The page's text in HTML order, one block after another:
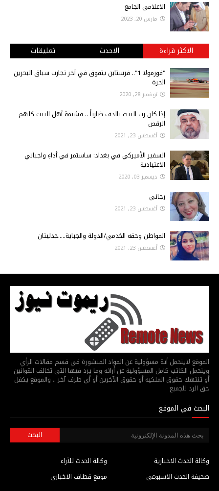
الاعلامي الجامع
مارس 20, 2023
الاكثر قراءة الاحدث تعليقات
"فورمولا 1".. فرستابن يتفوق في آخر تجارب سباق البحرين
الحرة
نوفمبر 28, 2020
إذا كان رب البيت بالدف ضارباً .. فشيمة أهل البيت كلهم
الرقص
أغسطس 23, 2021
السفير الأميركي في بغداد: ساستمر في أداءِ واجباتي
الاعتيادية
ديسمبر 03, 2020
رجائي
أغسطس 23, 2021
المواطن وحقه الخدمي/الدولة والجباية.....جدليتان
أغسطس 23, 2021
الموقع لايتحمل أية مسؤولية عن المواد المنشورة في قسم مقالات الرأي
ويتحمل الكاتب كامل المسؤولية عن أرائه وما يرد فيها التي تخالف القوانين
أو تنتهك حقوق الملكية أو حقوق الآخرين أو أي طرف آخر .. والموقع يكفل
حق الرد للجميع
البحث في الموقع
وكالة الحدث للآراء
وكالة الحدث الاخبارية
موقع قطاف الاخباري
صحيفة الحدث الاسبوعي